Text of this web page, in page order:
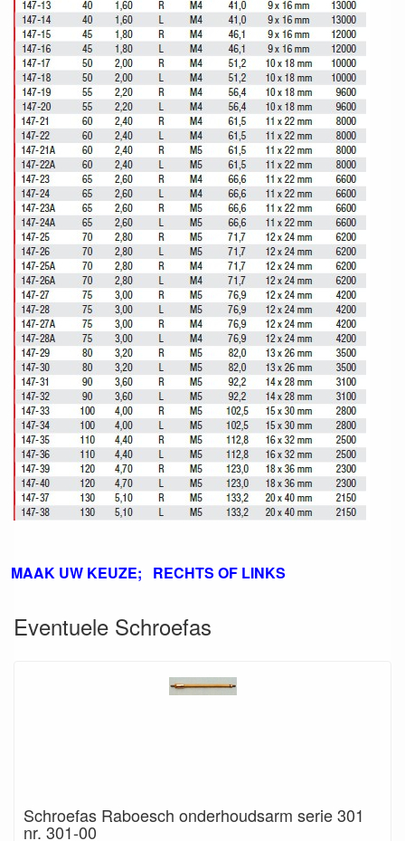
MAAK UW KEUZE; RECHTS OF LINKS
Eventuele Schroefas
Schroefas Raboesch onderhoudsarm serie 301
nr. 301-00